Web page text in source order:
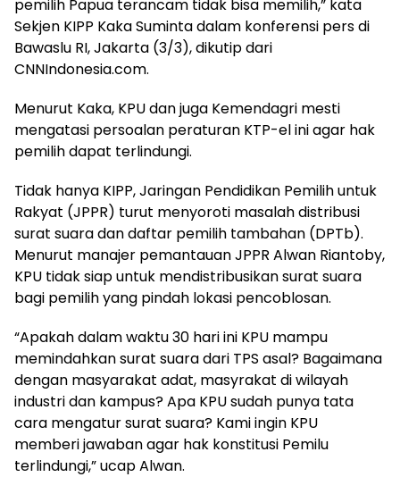
pemilih Papua terancam tidak bisa memilih,” kata
Sekjen KIPP Kaka Suminta dalam konferensi pers di
Bawaslu RI, Jakarta (3/3), dikutip dari
CNNIndonesia.com.
Menurut Kaka, KPU dan juga Kemendagri mesti
mengatasi persoalan peraturan KTP-el ini agar hak
pemilih dapat terlindungi.
Tidak hanya KIPP, Jaringan Pendidikan Pemilih untuk
Rakyat (JPPR) turut menyoroti masalah distribusi
surat suara dan daftar pemilih tambahan (DPTb).
Menurut manajer pemantauan JPPR Alwan Riantoby,
KPU tidak siap untuk mendistribusikan surat suara
bagi pemilih yang pindah lokasi pencoblosan.
“Apakah dalam waktu 30 hari ini KPU mampu
memindahkan surat suara dari TPS asal? Bagaimana
dengan masyarakat adat, masyrakat di wilayah
industri dan kampus? Apa KPU sudah punya tata
cara mengatur surat suara? Kami ingin KPU
memberi jawaban agar hak konstitusi Pemilu
terlindungi,” ucap Alwan.